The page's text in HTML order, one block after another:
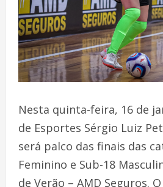
Nesta quinta-feira, 16 de
de Esportes Sérgio Luiz
será palco das finais das
Feminino e Sub-18
de Verão – AMD Seguros.